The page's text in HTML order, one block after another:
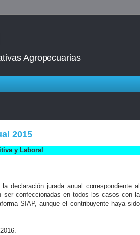
Agropecuarias
2015
y Laboral
declaración jurada anual correspondiente al
ser confeccionadas en todos los casos con la
SIAP, aunque el contribuyente haya sido